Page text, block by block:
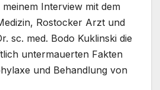
Interview mit dem
Rostocker Arzt und
sc. med. Bodo Kuklinski die
untermauerten Fakten
und Behandlung von